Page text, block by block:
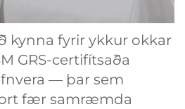
kynna fyrir ykkur okkar
GRS-certifítsaða
— þar sem
fær samræmda